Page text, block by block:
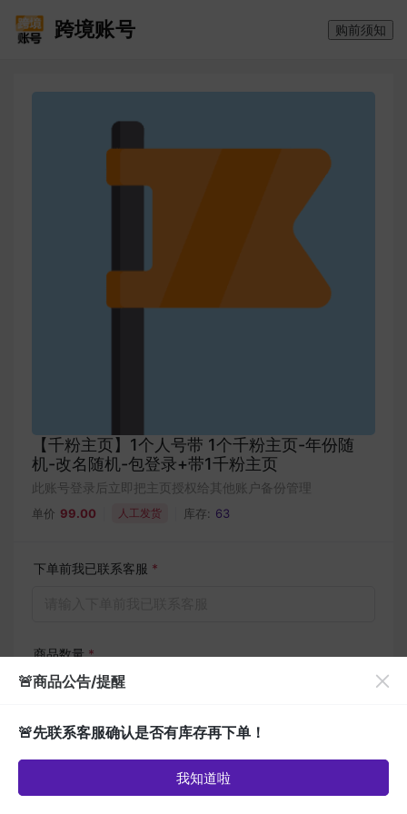
跨境账号 购前须知
【千粉主页】1个人号带 1个千粉主页-年份随
机-改名随机-包登录+带1千粉主页
此账号登录后立即把主页授权给其他账户备份管理
单价 99.00 人工发货 库存: 63
下单前我已联系客服 *
商品数量*
支付方式*
钱包余额
🚨商品公告/提醒
🚨先联系客服确认是否有库存再下单！
我知道啦
商品 帮助 订单 我的